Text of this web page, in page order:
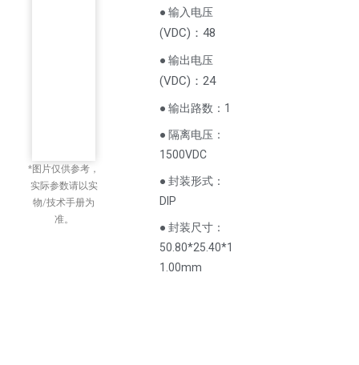
*图片仅供参考，
实际参数请以实
物/技术手册为
准。
● 输入电压
(VDC)：48
● 输出电压
(VDC) ：24
● 输出路数：1
● 隔离电压：
1500VDC
● 封装形式：
DIP
● 封装尺寸：
50.80*25.40*1
1.00mm